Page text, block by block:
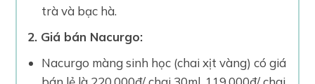
trà và bạc hà.
2. Giá bán Nacurgo:
Nacurgo màng sinh học (chai xịt vàng) có giá